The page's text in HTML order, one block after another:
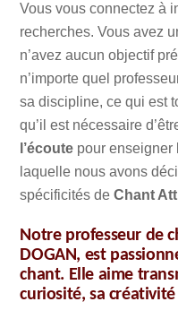
Vous vous connectez à
recherches. Vous avez
n’avez aucun objectif
n’importe quel
sa discipline, ce qui est
qu’il est nécessaire
l’écoute pour enseigner
laquelle nous avons
spécificités deChant
Notre professeur de
DOGAN, est
chant. Elle aime
curiosité, sa